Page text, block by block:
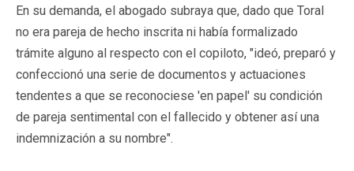
En su demanda, el abogado subraya que, dado que Toral
no era pareja de hecho inscrita ni había formalizado
trámite alguno al respecto con el copiloto, "ideó, preparó y
confeccionó una serie de documentos y actuaciones
tendentes a que se reconociese 'en papel' su condición
de pareja sentimental con el fallecido y obtener así una
indemnización a su nombre".